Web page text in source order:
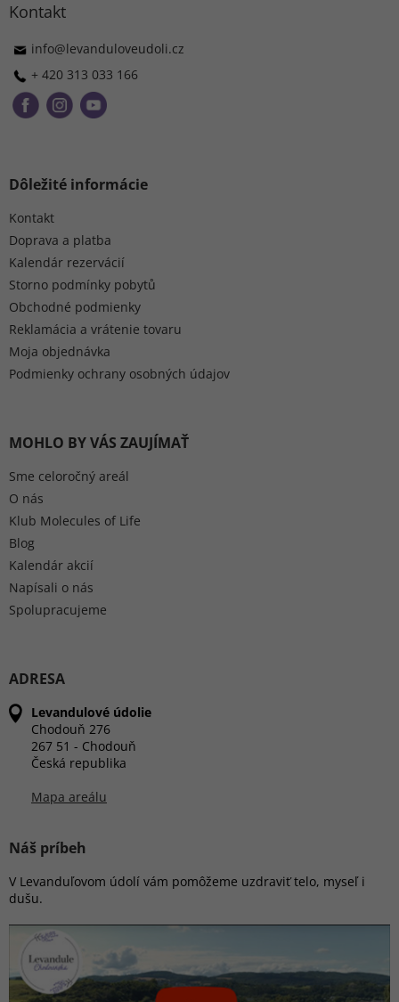
Kontakt
info@levanduloveudoli.cz
+ 420 313 033 166
Dôležité informácie
Kontakt
Doprava a platba
Kalendár rezervácií
Storno podmínky pobytů
Obchodné podmienky
Reklamácia a vrátenie tovaru
Moja objednávka
Podmienky ochrany osobných údajov
MOHLO BY VÁS ZAUJÍMAŤ
Sme celoročný areál
O nás
Klub Molecules of Life
Blog
Kalendár akcií
Napísali o nás
Spolupracujeme
ADRESA
Levandulové údolie
Chodouň 276
267 51 - Chodouň
Česká republika
Mapa areálu
Náš príbeh
V Levanduľovom údolí vám pomôžeme uzdraviť telo, myseľ i
dušu.